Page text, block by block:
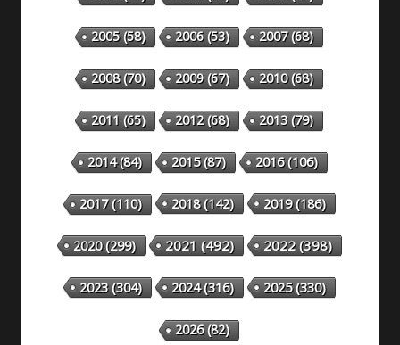
2005(58) 2006(53) 2007(68)
2008(70) 2009(67) 2010(68)
2011 (65) 2012(68) 2013(79)
2014(84) 2015(87) 2016(106)
2017(110) 2018(142) 2019(186)
2020(299) 2021(492) 2022(398)
2023(304) 2024(316) 2025(330)
2026(82)